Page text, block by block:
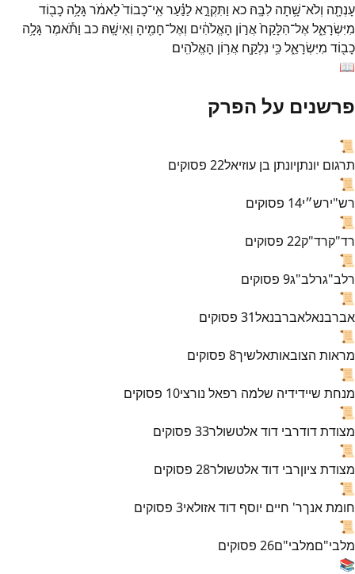
עָנְתָ֖ה וְלֹא־שָׁ֥תָה לִבָּֽהּ׃ כא וַתִּקְרָ֣אלַנַּ֗עַראִֽי־כָבוֹד֙לֵאמֹ֔רגָּלָ֥ה כָב֖וֹד
מִיִּשְׂרָאֵ֑לאֶל־הִלָּקַח֙אֲר֣וֹן הָאֱלֹהִ֔ים וְאֶל־חָמִ֖יהָ וְאִישָֽׁהּ׃ כב וַתֹּ֕אמֶרגָּלָ֥ה
כָב֖וֹד מִיִּשְׂרָאֵ֑לכִּ֥י נִלְקַ֖ח אֲר֥וֹן הָאֱלֹהִֽים׃
📖
פרשנים על הפרק
📜
תרגום יונתןיונתן בן עוזיאל22 פסוקים
📜
רש"ירש״י14 פסוקים
📜
רד"קרד"ק22 פסוקים
📜
רלב"גרלב"ג9 פסוקים
📜
אברבנאלאברבנאל31 פסוקים
📜
מראות הצובאותאלשיך8 פסוקים
📜
מנחת שיידידיה שלמה רפאל נורצי10 פסוקים
📜
מצודת דודרבי דוד אלטשולר33 פסוקים
📜
מצודת ציוןרבי דוד אלטשולר28 פסוקים
📜
חומת אנךר' חיים יוסף דוד אזולאי3 פסוקים
📜
מלבי"םמלבי"ם26 פסוקים
📚